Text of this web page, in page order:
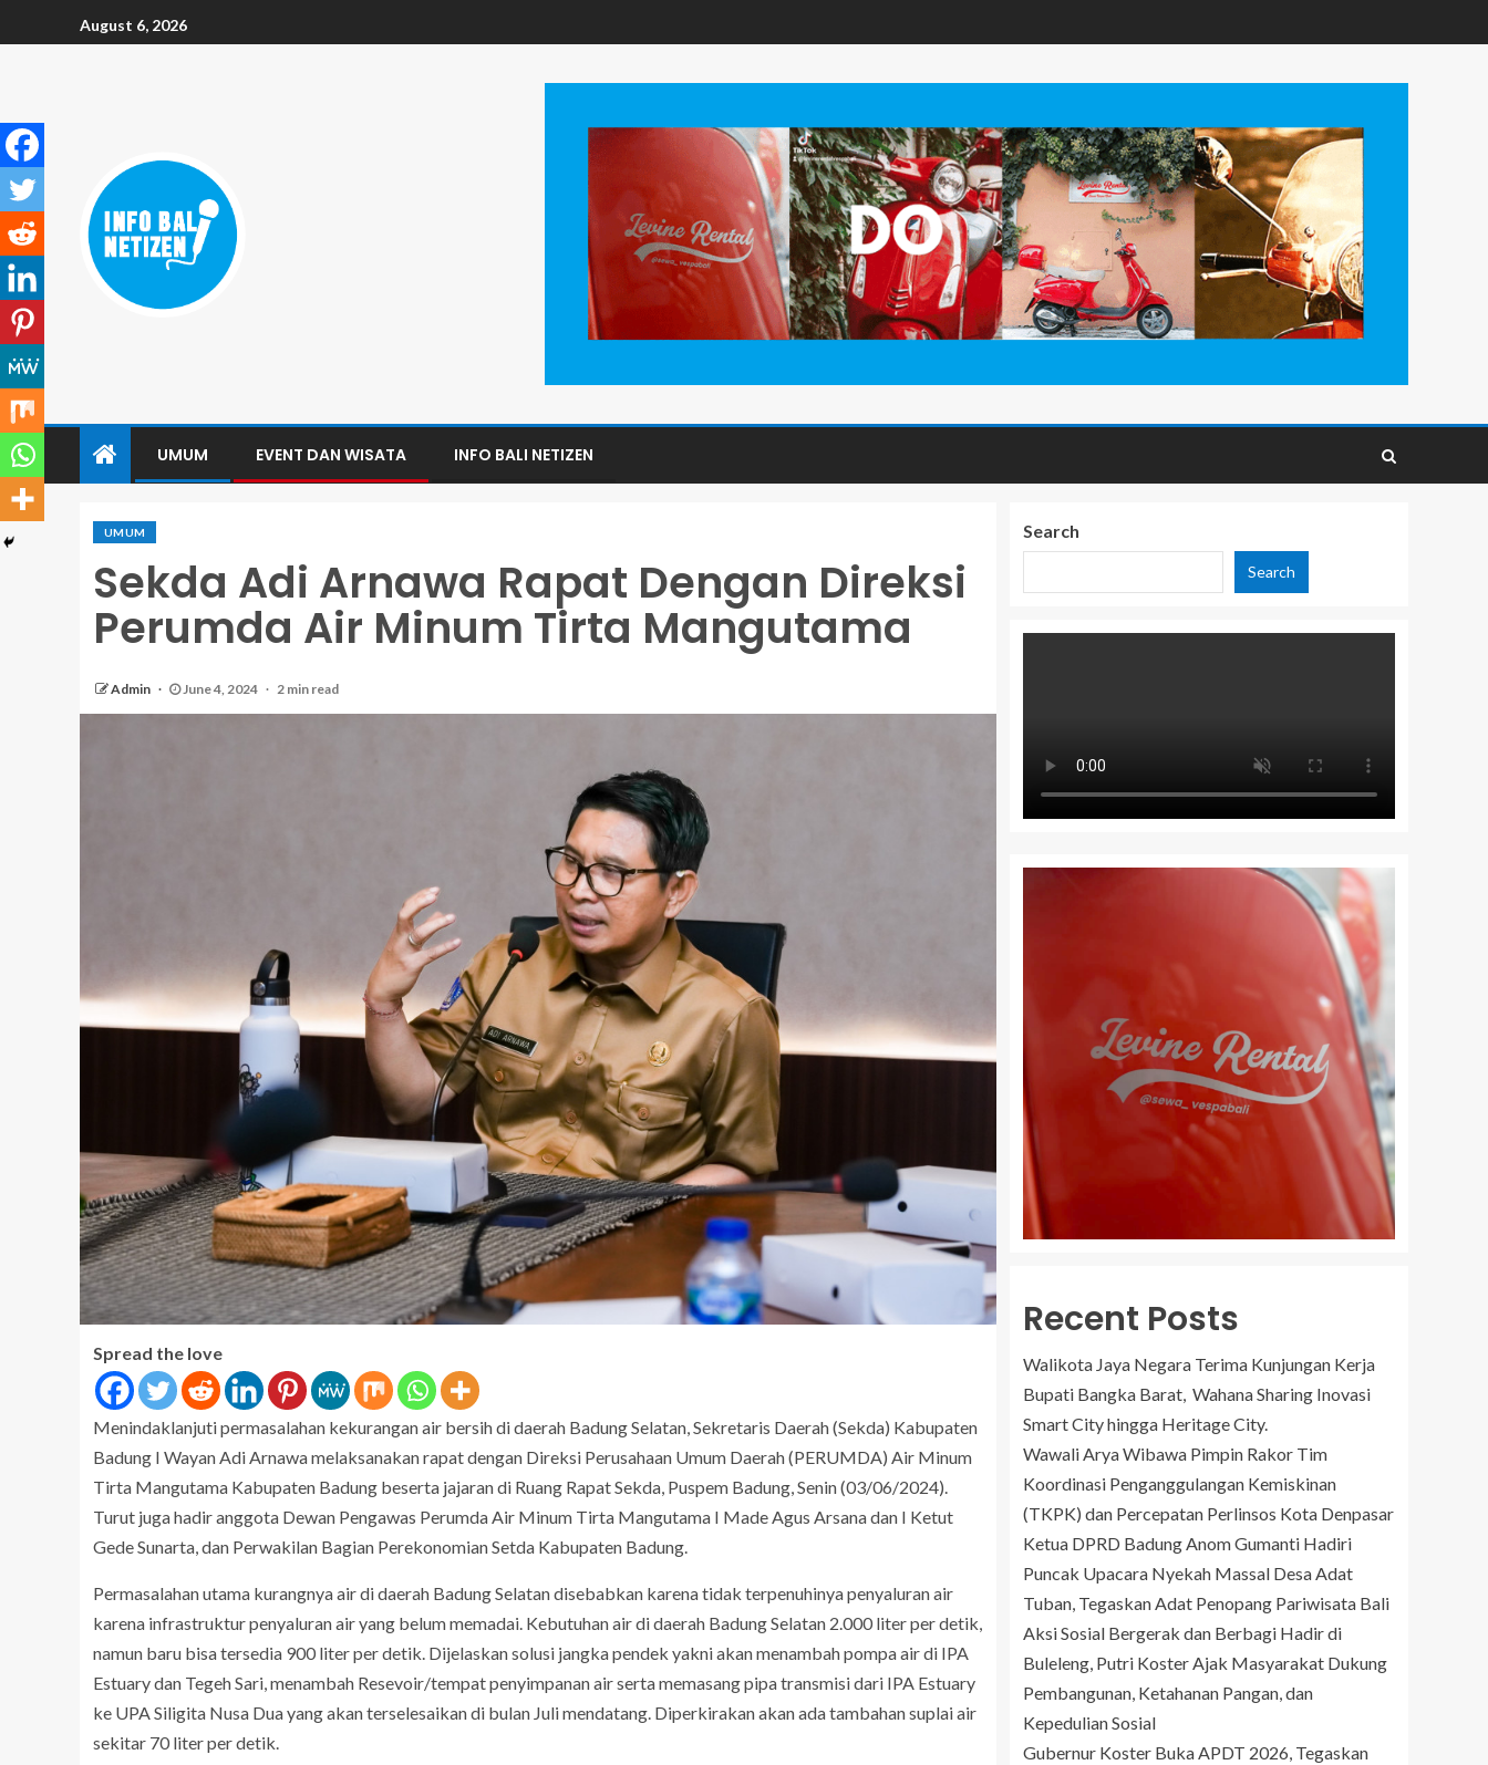
August 6, 2026
UMUM EVENT DAN WISATA INFO BALI NETIZEN
UMUM
Sekda Adi Arnawa Rapat Dengan Direksi
Perumda Air Minum Tirta Mangutama
Admin June 4, 2024 2 min read
Spread the love
Menindaklanjuti permasalahan kekurangan air bersih di daerah Badung Selatan, Sekretaris Daerah (Sekda) Kabupaten
Badung I Wayan Adi Arnawa melaksanakan rapat dengan Direksi Perusahaan Umum Daerah (PERUMDA) Air Minum
Tirta Mangutama Kabupaten Badung beserta jajaran di Ruang Rapat Sekda, Puspem Badung, Senin (03/06/2024).
Turut juga hadir anggota Dewan Pengawas Perumda Air Minum Tirta Mangutama I Made Agus Arsana dan I Ketut
Gede Sunarta, dan Perwakilan Bagian Perekonomian Setda Kabupaten Badung.
Permasalahan utama kurangnya air di daerah Badung Selatan disebabkan karena tidak terpenuhinya penyaluran air
karena infrastruktur penyaluran air yang belum memadai. Kebutuhan air di daerah Badung Selatan 2.000 liter per detik,
namun baru bisa tersedia 900 liter per detik. Dijelaskan solusi jangka pendek yakni akan menambah pompa air di IPA
Estuary dan Tegeh Sari, menambah Resevoir/tempat penyimpanan air serta memasang pipa transmisi dari IPA Estuary
ke UPA Siligita Nusa Dua yang akan terselesaikan di bulan Juli mendatang. Diperkirakan akan ada tambahan suplai air
sekitar 70 liter per detik.
Search
Search
Recent Posts
Walikota Jaya Negara Terima Kunjungan Kerja
Bupati Bangka Barat, Wahana Sharing Inovasi
Smart City hingga Heritage City.
Wawali Arya Wibawa Pimpin Rakor Tim
Koordinasi Penganggulangan Kemiskinan
(TKPK) dan Percepatan Perlinsos Kota Denpasar
Ketua DPRD Badung Anom Gumanti Hadiri
Puncak Upacara Nyekah Massal Desa Adat
Tuban, Tegaskan Adat Penopang Pariwisata Bali
Aksi Sosial Bergerak dan Berbagi Hadir di
Buleleng, Putri Koster Ajak Masyarakat Dukung
Pembangunan, Ketahanan Pangan, dan
Kepedulian Sosial
Gubernur Koster Buka APDT 2026, Tegaskan